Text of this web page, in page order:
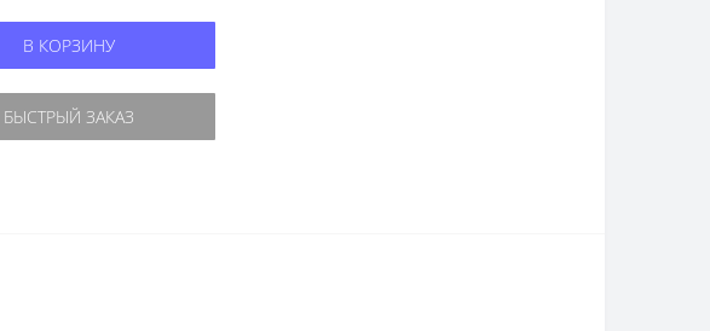
В КОРЗИНУ
БЫСТРЫЙ ЗАКАЗ